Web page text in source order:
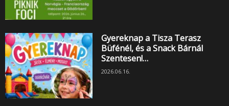
Gyereknap a Tisza Terasz
Büfénél, és a Snack Bárnál
Szentesen!…
2026.06.16.